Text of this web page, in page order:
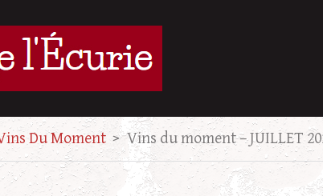
Du Moment > Vins du moment – JUILLET